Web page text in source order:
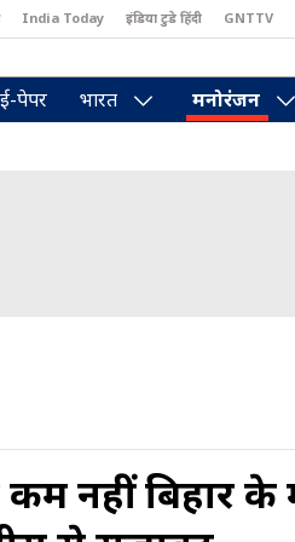
India Today इंडिया टुडे हिंदी GNTTV
ई-पेपर भारत मनोरंजन
नहीं बिहार के